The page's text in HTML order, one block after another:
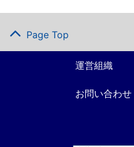
Page Top
運営組織
お問い合わせ